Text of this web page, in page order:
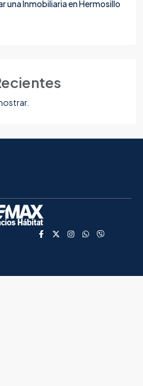
una Inmobiliaria en Hermosillo